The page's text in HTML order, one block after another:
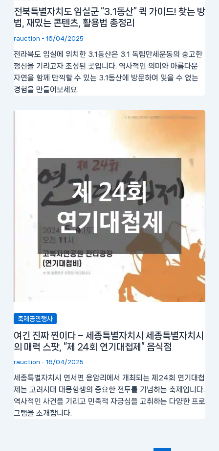
전북특별자치도 임실군 “3.1동산” 퀵 가이드! 찾는 방
법, 재밌는 콘텐츠, 활용법 총정리
rauction - 16/04/2025
전라북도 임실에 위치한 3.1동산은 3.1 독립만세운동의 숭고한
정신을 기리고자 조성된 곳입니다. 역사적인 의미와 아름다운
자연을 함께 만끽할 수 있는 3.1동산에 방문하여 잊을 수 없는
경험을 만들어보세요.
축제공연행사
여긴 진짜 찐이다 – 세종특별자치시 세종특별자치시
의 매력 스팟, “제 24회 연기대첩제” 음식점
rauction - 16/04/2025
세종특별자치시 연서면 용암리에서 개최되는 제24회 연기대첩
제는 고려시대 대몽항쟁의 중요한 전투를 기념하는 축제입니다.
역사적인 사건을 기리고 민족적 자긍심을 고취하는 다양한 프로
그램을 소개합니다.